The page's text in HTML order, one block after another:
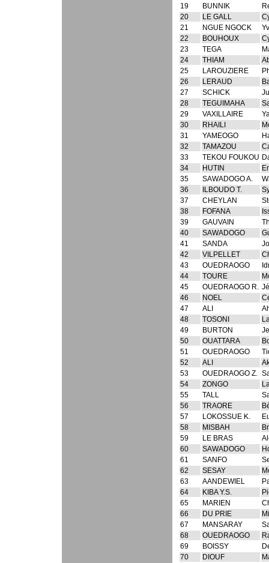
19
BUNNIK
20
LE GALL
21
NGUE NGOCK
22
BOUHOUX
23
TEGA
24
THIAM
25
LAROUZIERE
26
LERAUD
27
SCHICK
28
TEGUIMAHA
29
VAXILLAIRE
30
RHAILI
31
YAMEOGO
32
TAMAZOU
33
TEKOU FOUKOU
34
HUTIN
35
SAWADOGO A.
36
ILBOUDO T.
37
CHEYLAN
38
FOFANA
39
GAUVAIN
40
SAWADOGO
41
SANDA
42
VILPELLET
43
OUEDRAOGO
44
TOURE
45
OUEDRAOGO R.
46
NOEL
47
ALI
48
TOSONI
49
BURTON
50
OUATTARA
51
OUEDRAOGO
52
ALI
53
OUEDRAOGO Z.
54
ZONGO
55
TALL
56
TRAORE
57
LOKOSSUE K.
58
MISBAH
59
LE BRAS
60
SAWADOGO
61
SANFO
62
SESAY
63
AANDEWIEL
64
KIBA Y.S.
65
MARIEN
66
DU PRIE
67
MANSARAY
68
OUEDRAOGO
69
BOISSY
70
DIOUF